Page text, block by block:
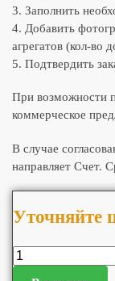
3. Заполнить
4. Добавить
агрегатов (кол-во
5. Подтвердить
При возможности
коммерческое
В случае
направляет Счет.
Уточняйте